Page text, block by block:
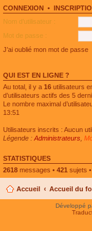
é
c
e
n
t
l
u
s
é
e
u
l
e
l
s
e
n
t
CONNEXION •
Nom d’utilisateur :
Mot de passe :
J’ai oublié mon mot de passe
QUI EST EN LIGNE ?
Au total, il y a 16 utilisateurs
d’utilisateurs actifs des 5
Le nombre maximal
13:51
Utilisateurs inscrits : Aucun
Légende : Administrateurs
STATISTIQUES
2618 messages • 421 sujets •
Accueil Accueil du
Développé